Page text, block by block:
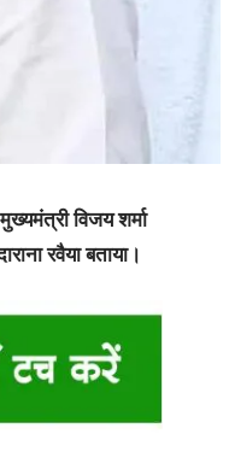
विजय शर्मा
रवैया बताया।